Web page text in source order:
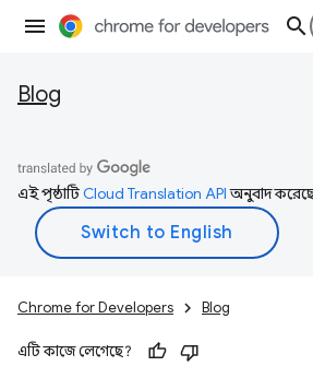
Blog
এই পৃষ্ঠাটিCloud Translation APIঅনুবাদ
Chrome for Developers Blog
এটি কাজে লেগেছে?